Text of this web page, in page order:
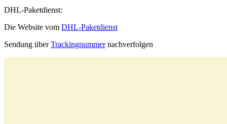
DHL-Paketdienst:
Die Website vom DHL-Paketdienst
Sendung überTrackingnummernachverfolgen